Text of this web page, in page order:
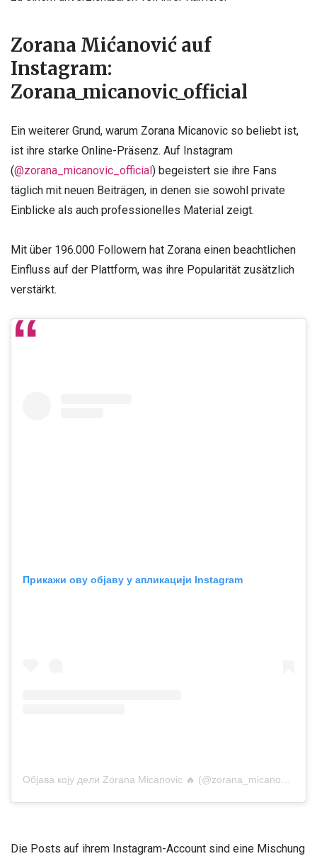
Zorana Mićanović auf
Instagram:
Zorana_micanovic_official
Ein weiterer Grund, warum Zorana Micanovic so beliebt ist,
ist ihre starke Online-Präsenz. Auf Instagram
(@zorana_micanovic_official ) begeistert sie ihre Fans
täglich mit neuen Beiträgen, in denen sie sowohl private
Einblicke als auch professionelles Material zeigt.
Mit über 196.000 Followern hat Zorana einen beachtlichen
Einfluss auf der Plattform, was ihre Popularität zusätzlich
verstärkt.
Прикажи ову објаву у апликацији Instagram
Објава коју дели Zorana Micanovic 🔥 (@zorana_micanovic_official)
Die Posts auf ihrem Instagram-Account sind eine Mischung